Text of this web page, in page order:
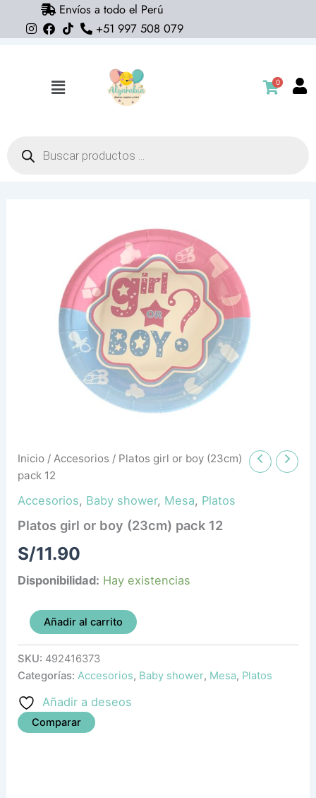
Envíos a todo el Perú
+51 997 508 079
Flyout
0
productos
Inicio /Accesorios / Platos girl or boy (23cm)
pack 12
Accesorios, Baby shower, Mesa, Platos
Platos girl or boy (23cm) pack 12
S/11.90
Disponibilidad: Hay existencias
Añadir al carrito
SKU: 492416373
Categorías:Accesorios, Baby shower, Mesa, Platos
Añadir a deseos
Comparar